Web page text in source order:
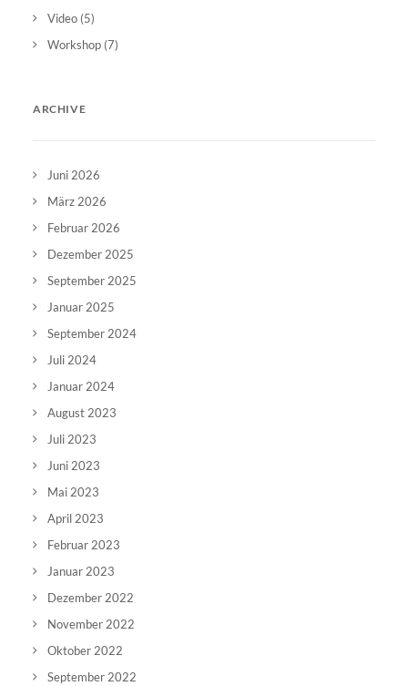
Video (5)
Workshop (7)
ARCHIVE
Juni 2026
März 2026
Februar 2026
Dezember 2025
September 2025
Januar 2025
September 2024
Juli 2024
Januar 2024
August 2023
Juli 2023
Juni 2023
Mai 2023
April 2023
Februar 2023
Januar 2023
Dezember 2022
November 2022
Oktober 2022
September 2022